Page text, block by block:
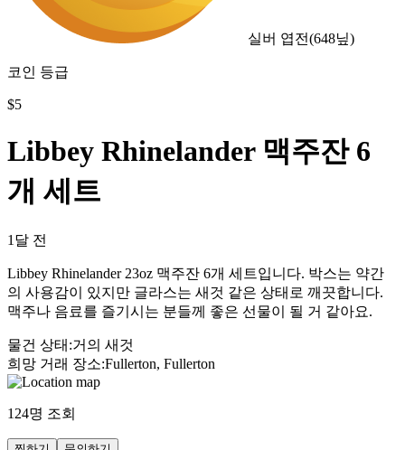
실버 엽전(648닢)
코인 등급
$5
Libbey Rhinelander 맥주잔 6
개 세트
1달 전
Libbey Rhinelander 23oz 맥주잔 6개 세트입니다. 박스는 약간
의 사용감이 있지만 글라스는 새것 같은 상태로 깨끗합니다.
맥주나 음료를 즐기시는 분들께 좋은 선물이 될 거 같아요.
물건 상태 :거의 새것
희망 거래 장소:Fullerton, Fullerton
124명 조회